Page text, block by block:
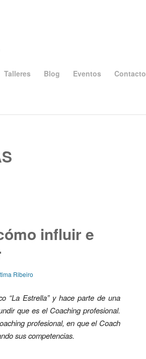
Talleres Blog Eventos Contacto
influir e
Ribeiro
“La Estrella” y hace parte de una
que es el Coaching profesional.
profesional, en que el Coach
sus competencias.